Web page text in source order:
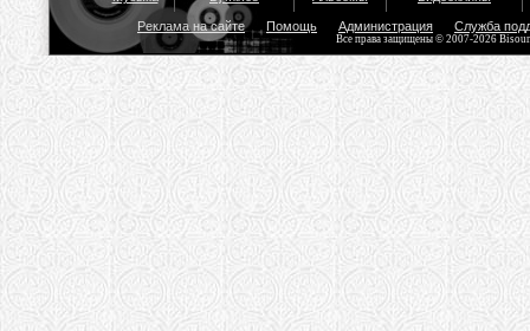
Реклама на сайте Помощь Администрация Служба
Все права защищены © 2007-2026